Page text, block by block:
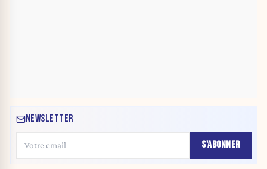
NEWSLETTER
S'ABONNER